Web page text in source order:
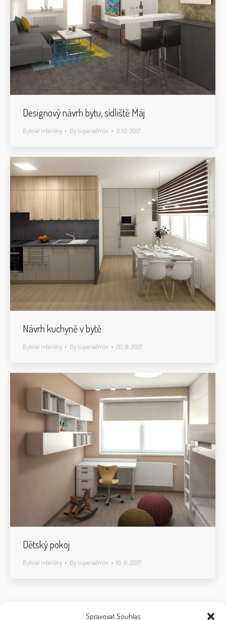
Spravovat Souhlas
Designový návrh bytu, sídliště Máj
Bytové interiéry Bysuperadmin 3. 10. 2017
Návrh kuchyně v bytě
Bytové interiéry Bysuperadmin 20. 9. 2017
Dětský pokoj
Bytové interiéry Bysuperadmin 19. 6. 2017
2 3 4 5